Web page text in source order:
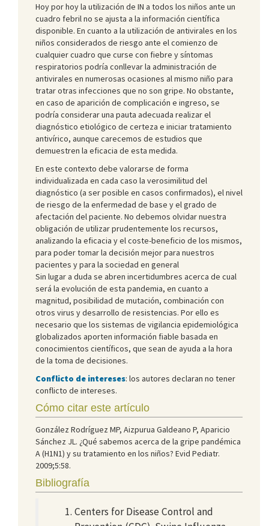
Hoy por hoy la utilización de IN a todos los niños ante un
cuadro febril no se ajusta a la información científica
disponible. En cuanto a la utilización de antivirales en los
niños considerados de riesgo ante el comienzo de
cualquier cuadro que curse con fiebre y síntomas
respiratorios podría conllevar la administración de
antivirales en numerosas ocasiones al mismo niño para
tratar otras infecciones que no son gripe. No obstante,
en caso de aparición de complicación e ingreso, se
podría considerar una pauta adecuada realizar el
diagnóstico etiológico de certeza e iniciar tratamiento
antivírico, aunque carecemos de estudios que
demuestren la eficacia de esta medida.
En este contexto debe valorarse de forma
individualizada en cada caso la verosimilitud del
diagnóstico (a ser posible en casos confirmados), el nivel
de riesgo de la enfermedad de base y el grado de
afectación del paciente. No debemos olvidar nuestra
obligación de utilizar prudentemente los recursos,
analizando la eficacia y el coste-beneficio de los mismos,
para poder tomar la decisión mejor para nuestros
pacientes y para la sociedad en general
Sin lugar a duda se abren incertidumbres acerca de cual
será la evolución de esta pandemia, en cuanto a
magnitud, posibilidad de mutación, combinación con
otros virus y desarrollo de resistencias. Por ello es
necesario que los sistemas de vigilancia epidemiológica
globalizados aporten información fiable basada en
conocimientos científicos, que sean de ayuda a la hora
de la toma de decisiones.
Conflicto de intereses: los autores declaran no tener
conflicto de intereses.
Cómo citar este artículo
González Rodríguez MP, Aizpurua Galdeano P, Aparicio
Sánchez JL. ¿Qué sabemos acerca de la gripe pandémica
A (H1N1) y su tratamiento en los niños? Evid Pediatr.
2009;5:58.
Bibliografía
Centers for Disease Control and